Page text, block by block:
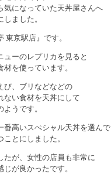
気になっていた天丼屋さんへ
ました。
東京駅店』です。
ューのレプリカを見ると
を使っています。
び、ブリなどなどの
ない食材を天丼にして
うです。
番高いスぺシャル天丼を選んで
とにしました。
たが、女性の店員も非常に
が良かったです。